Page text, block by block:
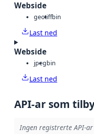
Webside
geotiffbin
Last ned
Webside
jpegbin
Last ned
API-ar som
Ingen registrerte API-